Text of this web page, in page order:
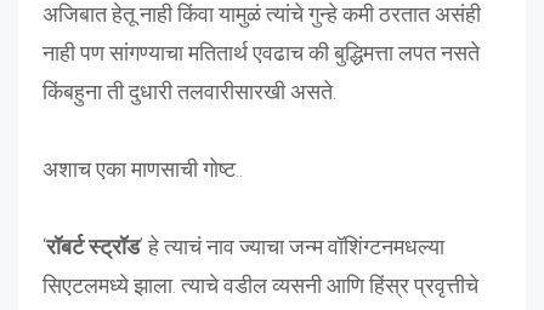
अजिबात हेतू नाही किंवा यामुळं त्यांचे गुन्हे कमी ठरतात असंही
नाही पण सांगण्याचा मतितार्थ एवढाच की बुद्धिमत्ता लपत नसते
किंबहुना ती दुधारी तलवारीसारखी असते.
अशाच एका माणसाची गोष्ट..
‘रॉबर्ट स्ट्रॉड’ हे त्याचं नाव ज्याचा जन्म वॉशिंग्टनमधल्या
सिएटलमध्ये झाला. त्याचे वडील व्यसनी आणि हिंस्र प्रवृत्तीचे